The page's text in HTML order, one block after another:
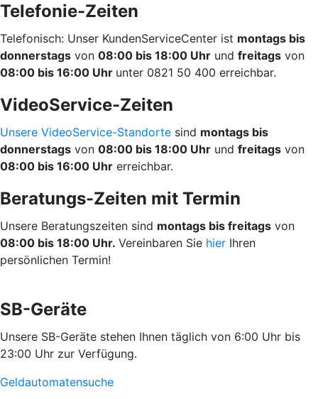
Telefonie-Zeiten
Telefonisch: Unser KundenServiceCenter ist montags bis
donnerstags von 08:00 bis 18:00 Uhr und freitags von
08:00 bis 16:00 Uhr unter 0821 50 400 erreichbar.
VideoService-Zeiten
Unsere VideoService-Standorte sind montags bis
donnerstags von 08:00 bis 18:00 Uhr und freitags von
08:00 bis 16:00 Uhr erreichbar.
Beratungs-Zeiten mit Termin
Unsere Beratungszeiten sind montags bis freitags von
08:00 bis 18:00 Uhr. Vereinbaren Sie hier Ihren
persönlichen Termin!
SB-Geräte
Unsere SB-Geräte stehen Ihnen täglich von 6:00 Uhr bis
23:00 Uhr zur Verfügung.
Geldautomatensuche